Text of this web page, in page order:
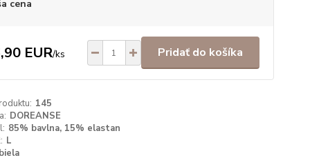
cena
EUR/ks Pridať do košíka
145
DOREANSE
85% bavlna, 15% elastan
L
biela